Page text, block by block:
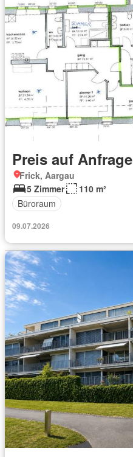
Preis auf Anfrage
Frick, Aargau
5 Zimmer
110 m²
Büroraum
09.07.2026